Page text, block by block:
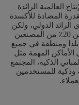
العالمية الرائدة
المضادة للأكسدة
الدولي، ولكن
يساعد أيضا على زيادة قوة الاحتفاظ (أكثر من 20٪ من المصنعين
الآخرين). الآن تم بيع أقفالنا إلى أكثر من 60 بلدا ومنطقة في جميع
المهمة مثل
الذكية، المجتمع
وذكية للمستخدمين